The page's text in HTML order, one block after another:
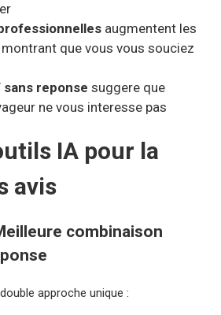
augmentent les
que vous vous souciez
sans reponse suggere que
ne vous interesse pas
IA pour la
avis
combinaison
approche unique :